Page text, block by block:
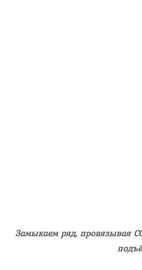
Замыкаем ряд, провязывая